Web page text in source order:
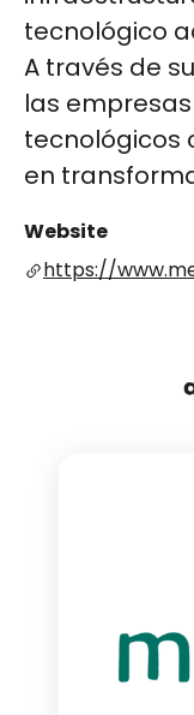
tecnológico
A través de
las
tecnológicos
en
Website
https://